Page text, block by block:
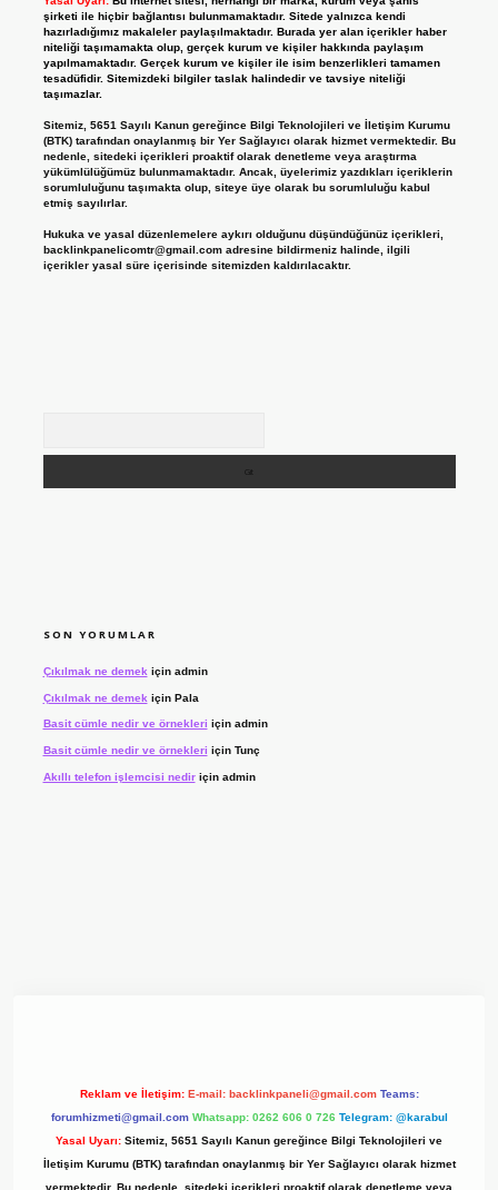
şirketi ile hiçbir bağlantısı bulunmamaktadır. Sitede yalnızca kendi
hazırladığımız makaleler paylaşılmaktadır. Burada yer alan içerikler haber
niteliği taşımamakta olup, gerçek kurum ve kişiler hakkında paylaşım
yapılmamaktadır. Gerçek kurum ve kişiler ile isim benzerlikleri tamamen
tesadüfidir. Sitemizdeki bilgiler taslak halindedir ve tavsiye niteliği
taşımazlar.
Sitemiz, 5651 Sayılı Kanun gereğince Bilgi Teknolojileri ve İletişim Kurumu
(BTK) tarafından onaylanmış bir Yer Sağlayıcı olarak hizmet vermektedir. Bu
nedenle, sitedeki içerikleri proaktif olarak denetleme veya araştırma
yükümlülüğümüz bulunmamaktadır. Ancak, üyelerimiz yazdıkları içeriklerin
sorumluluğunu taşımakta olup, siteye üye olarak bu sorumluluğu kabul
etmiş sayılırlar.
Hukuka ve yasal düzenlemelere aykırı olduğunu düşündüğünüz içerikleri,
backlinkpanelicomtr@gmail.comadresine bildirmeniz halinde, ilgili
içerikler yasal süre içerisinde sitemizden kaldırılacaktır.
SON YORUMLAR
Çıkılmak ne demek için admin
Çıkılmak ne demek için Pala
Basit cümle nedir ve örnekleri için admin
Basit cümle nedir ve örnekleri için Tunç
Akıllı telefon işlemcisi nediriçin admin
Reklam ve İletişim: E-mail: backlinkpaneli@gmail.com Teams:
forumhizmeti@gmail.com Whatsapp: 0262 606 0 726 Telegram: @karabul
Yasal Uyarı: Sitemiz, 5651 Sayılı Kanun gereğince Bilgi Teknolojileri ve
İletişim Kurumu (BTK) tarafından onaylanmış bir Yer Sağlayıcı olarak hizmet
vermektedir. Bu nedenle, sitedeki içerikleri proaktif olarak denetleme veya